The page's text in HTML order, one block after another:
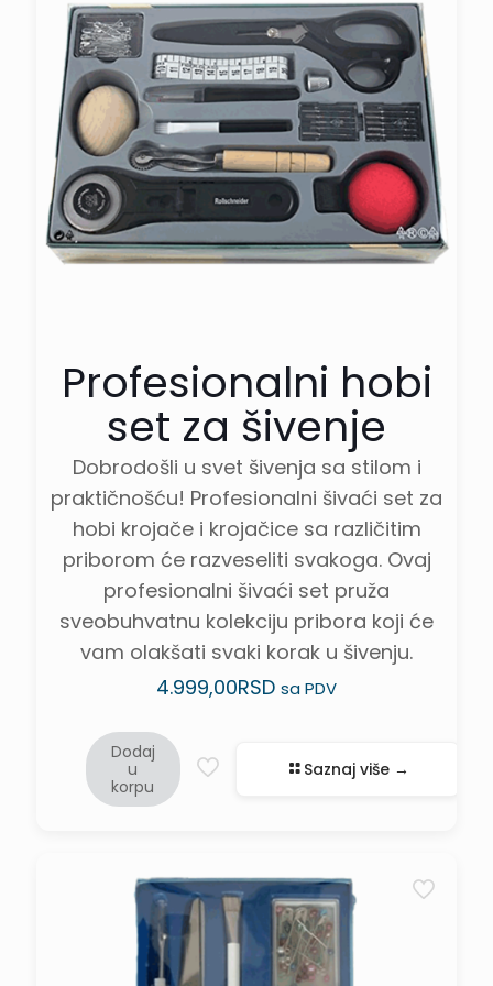
Kina
Profesionalni hobi
set za šivenje
Dobrodošli u svet šivenja sa stilom i
praktičnošću! Profesionalni šivaći set za
hobi krojače i krojačice sa različitim
priborom će razveseliti svakoga. Ovaj
profesionalni šivaći set pruža
sveobuhvatnu kolekciju pribora koji će
vam olakšati svaki korak u šivenju.
4.999,00RSD sa PDV
Dodaj
u
korpu
Saznaj više →